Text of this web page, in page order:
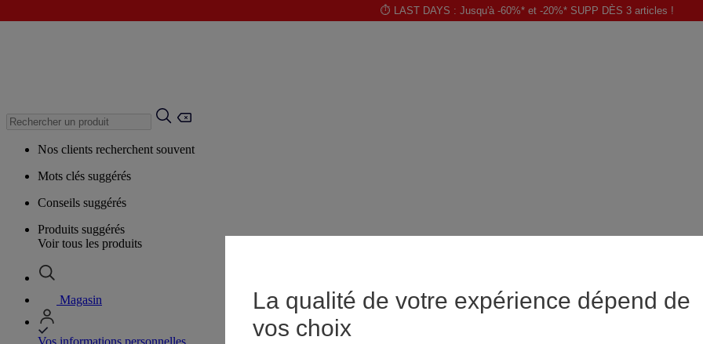
⏱️ LAST DAYS : Jusqu'à -60%* et -20%* SUPP DÈS 3 articles !
Nos clients recherchent souvent
Mots clés suggérés
Conseils suggérés
Produits suggérés
Voir tous les produits
Magasin
Vos informations personnelles
La qualité de votre expérience dépend de
vos choix